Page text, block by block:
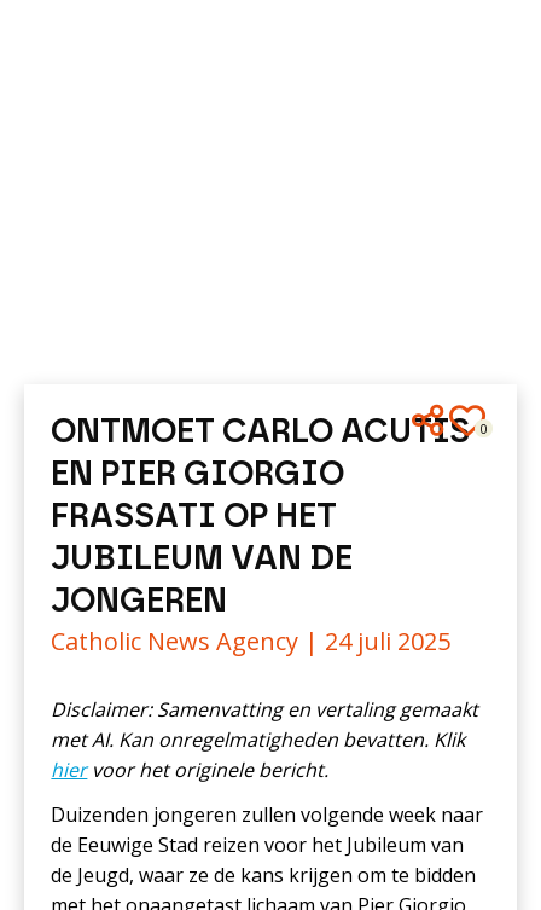
0
ONTMOET CARLO ACUTIS
EN PIER GIORGIO
FRASSATI OP HET
JUBILEUM VAN DE
JONGEREN
Catholic News Agency | 24 juli 2025
Disclaimer: Samenvatting en vertaling gemaakt
met AI. Kan onregelmatigheden bevatten. Klik
hiervoor het originele bericht.
Duizenden jongeren zullen volgende week naar
de Eeuwige Stad reizen voor het Jubileum van
de Jeugd, waar ze de kans krijgen om te bidden